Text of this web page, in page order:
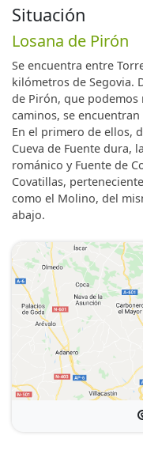
Situación
Losana de Pirón
Se encuentra entre
kilómetros de Segovia.
de Pirón, que
caminos, se
En el primero de ellos,
Cueva de Fuente dura,
románico y Fuente de
Covatillas,
como el Molino, del
abajo.